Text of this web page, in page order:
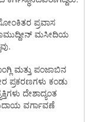
ಪ್ರವಾಸ
ಮಸೀದಿಯ
.
ಮತ್ತು ಪಂಜಾಬಿನ
ಪ್ರಕರಣಗಳು ಕಂಡು
ದೇಶಾದ್ಯಂತ
ವರ್ಗಾವಣೆ